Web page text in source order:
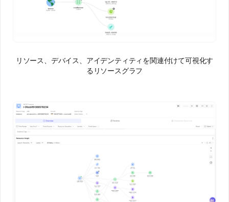
リソース、デバイス、アイデンティティを関連付けて可視化す
るリソースグラフ